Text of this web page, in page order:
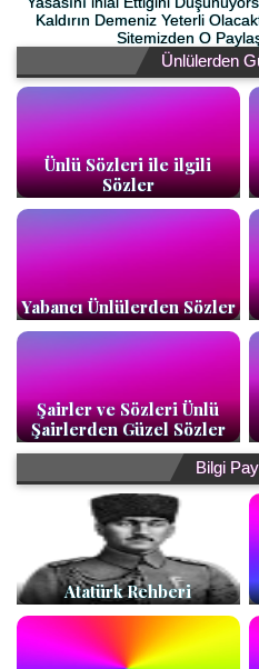
Kaldırın Demeniz Yeterli
Sitemizden O
Ünlülerden
Ünlü Sözleri ile ilgili
Sözler
Yabancı Ünlülerden Sözler
Şairler ve Sözleri Ünlü
Şairlerden Güzel Sözler
Bilgi
Atatürk Rehberi